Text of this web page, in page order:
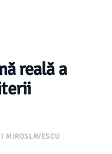
reală a
MIROSLAVESCU